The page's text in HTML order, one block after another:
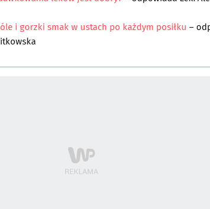
i gorzki smak w ustach po każdym posiłku –